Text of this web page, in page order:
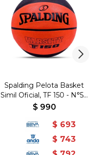
Spalding Pelota Basket
Simil Oficial, TF 150 - N°5 -
Naranja-Negro
$ 990
$ 693
$ 743